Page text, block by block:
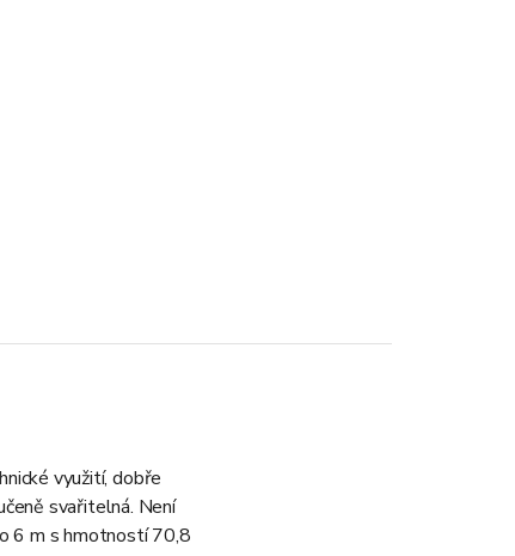
využití, dobře
svařitelná. Není
6 m s hmotností 70,8